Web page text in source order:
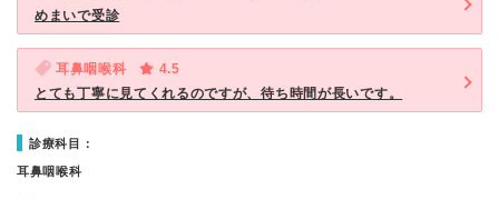
めまいで受診
耳鼻咽喉科
4.5
とても丁寧に見てくれるのですが、待ち時間が長いです。
診療科目：
耳鼻咽喉科